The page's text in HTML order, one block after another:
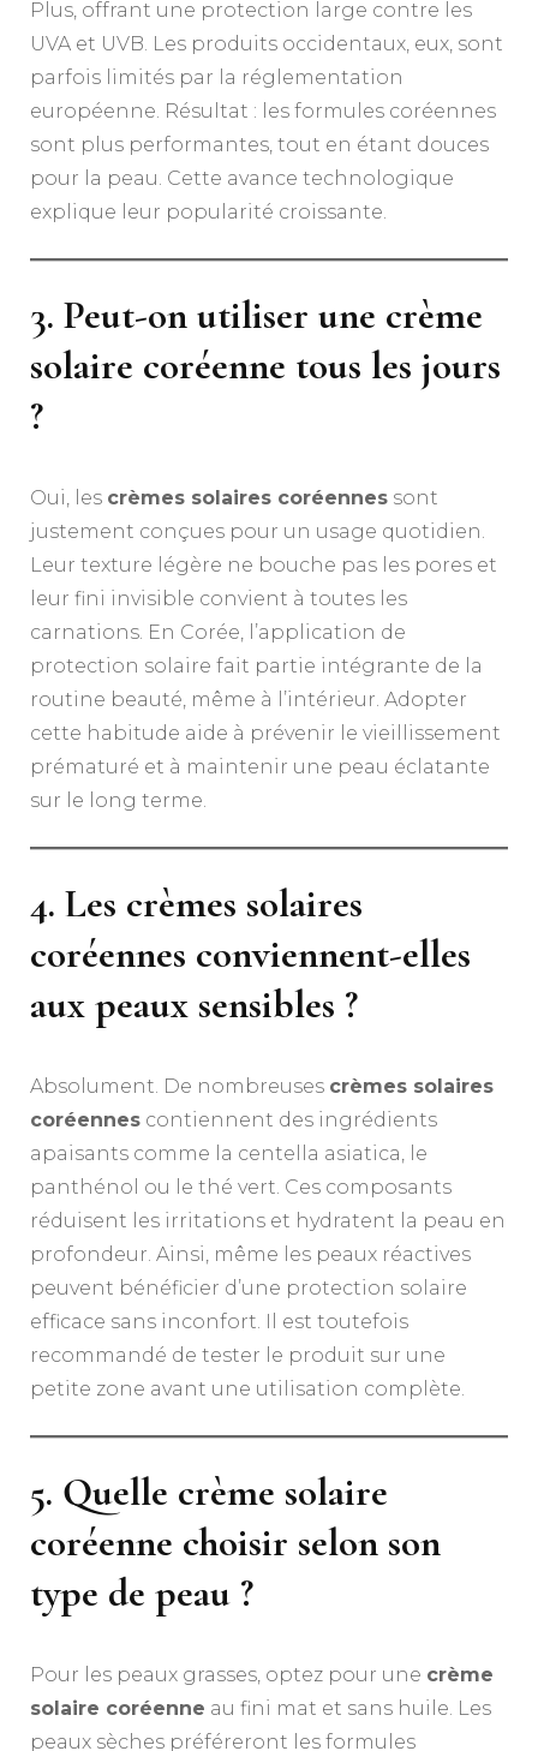
Plus, offrant une protection large contre les
UVA et UVB. Les produits occidentaux, eux, sont
parfois limités par la réglementation
européenne. Résultat : les formules coréennes
sont plus performantes, tout en étant douces
pour la peau. Cette avance technologique
explique leur popularité croissante.
3. Peut-on utiliser une crème
solaire coréenne tous les jours
?
Oui, les crèmes solaires coréennes sont
justement conçues pour un usage quotidien.
Leur texture légère ne bouche pas les pores et
leur fini invisible convient à toutes les
carnations. En Corée, l’application de
protection solaire fait partie intégrante de la
routine beauté, même à l’intérieur. Adopter
cette habitude aide à prévenir le vieillissement
prématuré et à maintenir une peau éclatante
sur le long terme.
4. Les crèmes solaires
coréennes conviennent-elles
aux peaux sensibles ?
Absolument. De nombreuses crèmes solaires
coréennes contiennent des ingrédients
apaisants comme la centella asiatica, le
panthénol ou le thé vert. Ces composants
réduisent les irritations et hydratent la peau en
profondeur. Ainsi, même les peaux réactives
peuvent bénéficier d’une protection solaire
efficace sans inconfort. Il est toutefois
recommandé de tester le produit sur une
petite zone avant une utilisation complète.
5. Quelle crème solaire
coréenne choisir selon son
type de peau ?
Pour les peaux grasses, optez pour une crème
solaire coréenne au fini mat et sans huile. Les
peaux sèches préféreront les formules